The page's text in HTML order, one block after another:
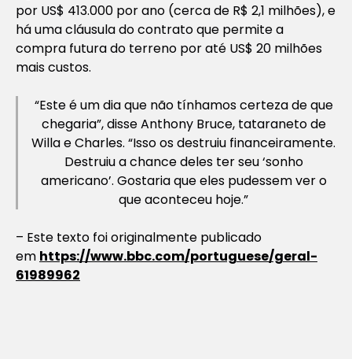
por US$ 413.000 por ano (cerca de R$ 2,1 milhões), e
há uma cláusula do contrato que permite a
compra futura do terreno por até US$ 20 milhões
mais custos.
“Este é um dia que não tínhamos certeza de que
chegaria”, disse Anthony Bruce, tataraneto de
Willa e Charles. “Isso os destruiu financeiramente.
Destruiu a chance deles ter seu ‘sonho
americano’. Gostaria que eles pudessem ver o
que aconteceu hoje.”
– Este texto foi originalmente publicado
em https://www.bbc.com/portuguese/geral-
61989962